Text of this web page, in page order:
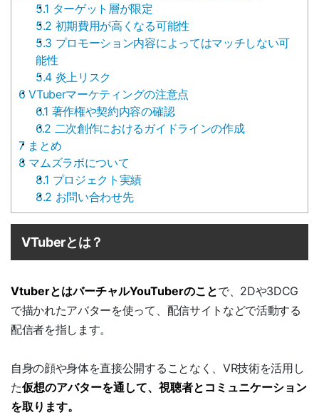
5.1 ターゲット層が限定
5.2 初期費用が高くなる可能性
5.3 プロモーション内容によってはマッチしない可
能性
5.4 炎上リスク
6 VTuberマーケティングの注意点
6.1 著作権や契約内容の確認
6.2 二次創作におけるガイドラインの作成
7まとめ
8 マムズラボについて
8.1 プロジェクト実績
8.2 お問い合わせ先
VTuberとは？
VtuberとはバーチャルYouTuberのことで、2Dや3DCG
で描かれたアバターを使って、配信サイトなどで活動する
配信者を指します。
自身の顔や身体を直接公開することなく、VR技術を活用し
た仮想のアバターを通して、視聴者とコミュニケーション
を取ります。